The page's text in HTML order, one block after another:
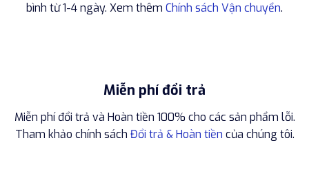
bình từ 1-4 ngày. Xem thêm Chính sách Vận chuyển.
Miễn phí đổi trả
Miễn phí đổi trả và Hoàn tiền 100% cho các sản phẩm lỗi.
Tham khảo chính sách Đổi trả & Hoàn tiền của chúng tôi.